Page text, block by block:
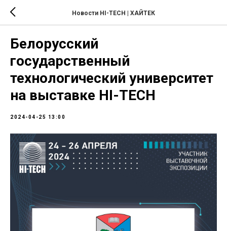
Новости HI-TECH | ХАЙТЕК
Белорусский
государственный
технологический университет
на выставке HI-TECH
2024-04-25 13:00